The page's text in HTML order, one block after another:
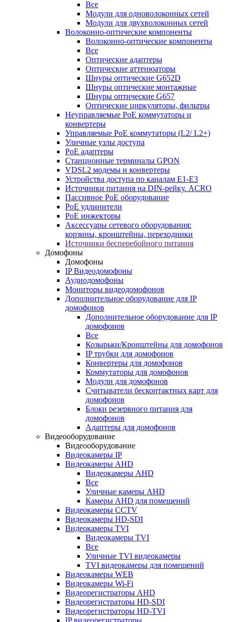
Все
Модули для одноволоконных сетей
Модули для двухволоконных сетей
Волоконно-оптические компоненты
Волоконно-оптические компоненты
Все
Оптические адаптеры
Оптические аттенюаторы
Шнуры оптические G652D
Шнуры оптические монтажные
Шнуры оптические G657
Оптические циркуляторы, фильтры
Неуправляемые PoE коммутаторы и
конвертеры
Управляемые PoE коммутаторы (L2/ L2+)
Уличные узлы доступа
PoE адаптеры
Станционные терминалы GPON
VDSL2 модемы и конвертеры
Устройства доступа по каналам E1-E3
Источники питания на DIN-рейку. ACRO
Пассивное PoE оборудование
PoE удлинители
PoE инжекторы
Аксессуары сетевого оборудования:
корзины, кронштейны, переходники
Источники бесперебойного питания
Домофоны
Домофоны
IP Видеодомофоны
Аудиодомофоны
Мониторы видеодомофонов
Дополнительное оборудование для IP
домофонов
Дополнительное оборудование для IP
домофонов
Все
Козырьки/Кронштейны для домофонов
IP трубки для домофонов
Конвертеры для домофонов
Коммутаторы для домофонов
Модули для домофонов
Считыватели бесконтактных карт для
домофонов
Блоки резервного питания для
домофонов
Адаптеры для домофонов
Видеооборудование
Видеооборудование
Видеокамеры IP
Видеокамеры AHD
Видеокамеры AHD
Все
Уличные камеры AHD
Камеры AHD для помещений
Видеокамеры CCTV
Видеокамеры HD-SDI
Видеокамеры TVI
Видеокамеры TVI
Все
Уличные TVI видеокамеры
TVI видеокамеры для помещений
Видеокамеры WEB
Видеокамеры Wi-Fi
Видеорегистраторы AHD
Видеорегистраторы HD-SDI
Видеорегистраторы HD-TVI
IP видеорегистраторы